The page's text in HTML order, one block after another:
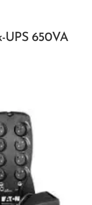
UPS 650VA